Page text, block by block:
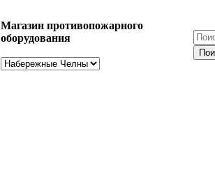
Магазин противопожарного
оборудования